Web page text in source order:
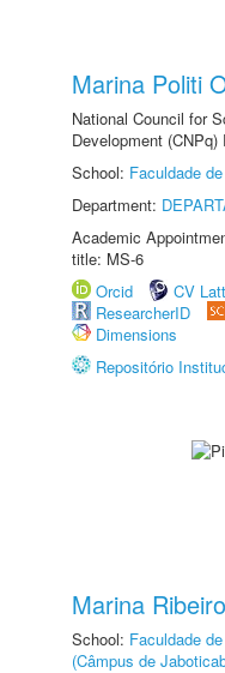
Marina Politi
National Council for
Development
School: Faculdade
Department:
Academic
title: MS-6
Orcid
CV
ResearcherID
Dimensions
Repositório
Marina
School: Faculdade
(Câmpus de